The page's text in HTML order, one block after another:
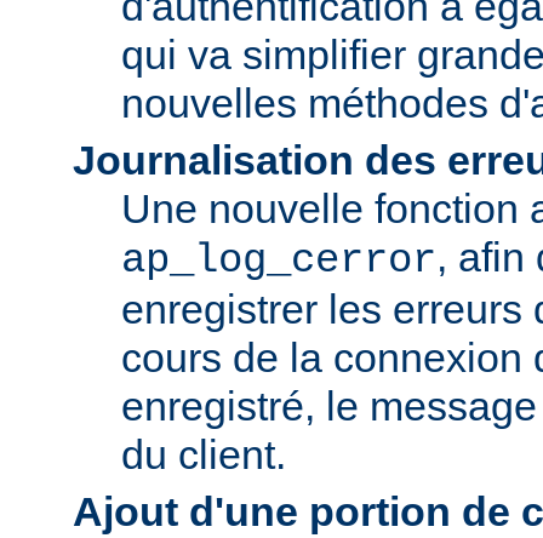
qui va simplifier
nouvelles méthodes
Journalisation des
Une nouvelle fonction
ap_log_cerror, afin
enregistrer les erreurs
cours de la connexion
enregistré, le
du client.
Ajout d'une portion de